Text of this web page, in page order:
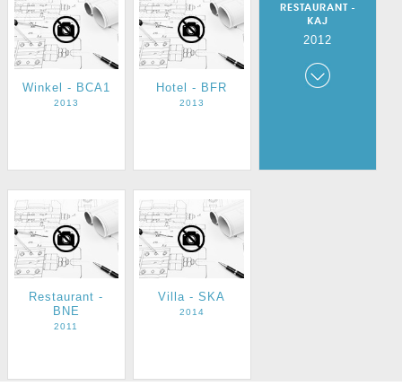
Winkel - BCA1
2013
Hotel - BFR
2013
RESTAURANT -
KAJ
2012
Restaurant -
Restaurant -
BNE
2011
Villa - SKA
2014